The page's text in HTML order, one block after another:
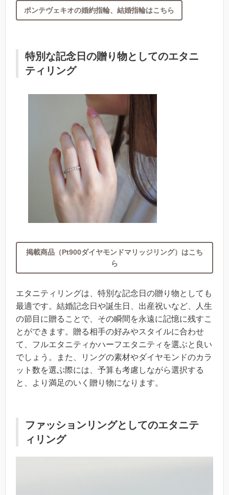
ポンテヴェキオの婚約指輪、結婚指輪はこちら
特別な記念日の贈り物としてのエタニ
ティリング
掲載商品（Pt900ダイヤモンドマリッジリング）はこち
ら
エタニティリングは、特別な記念日の贈り物としても
最適です。結婚記念日や誕生日、出産祝いなど、人生
の節目に贈ることで、その瞬間を永遠に記憶に残すこ
とができます。贈る相手の好みやスタイルに合わせ
て、フルエタニティかハーフエタニティを選ぶと良い
でしょう。また、リングの素材やダイヤモンドのカラ
ット数を選ぶ際には、予算も考慮しながら選択する
と、より満足のいく贈り物になります。
ファッションリングとしてのエタニテ
ィリング